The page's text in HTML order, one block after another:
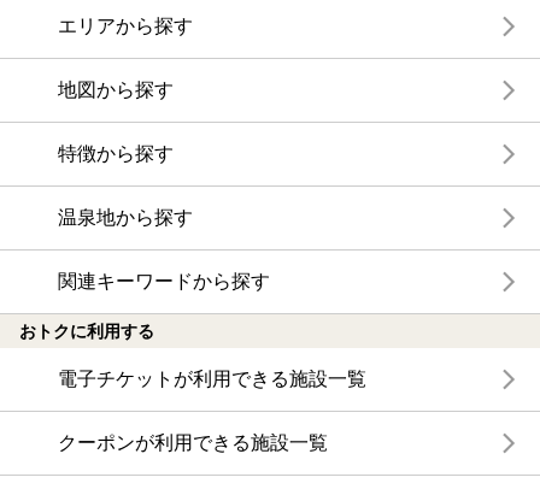
エリアから探す
地図から探す
特徴から探す
温泉地から探す
関連キーワードから探す
おトクに利用する
電子チケットが利用できる施設一覧
クーポンが利用できる施設一覧